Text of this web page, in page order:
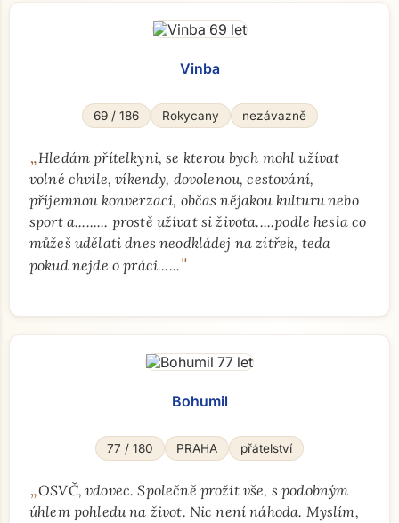
Vinba
69 / 186 Rokycany nezávazně
„Hledám přítelkyni, se kterou bych mohl užívat
volné chvíle, víkendy, dovolenou, cestování,
příjemnou konverzaci, občas nějakou kulturu nebo
sport a......... prostě užívat si života.....podle hesla co
můžeš udělati dnes neodkládej na zítřek, teda
pokud nejde o práci......"
Bohumil
77 / 180 PRAHA přátelství
„OSVČ, vdovec. Společně prožít vše, s podobným
úhlem pohledu na život. Nic není náhoda. Myslím,